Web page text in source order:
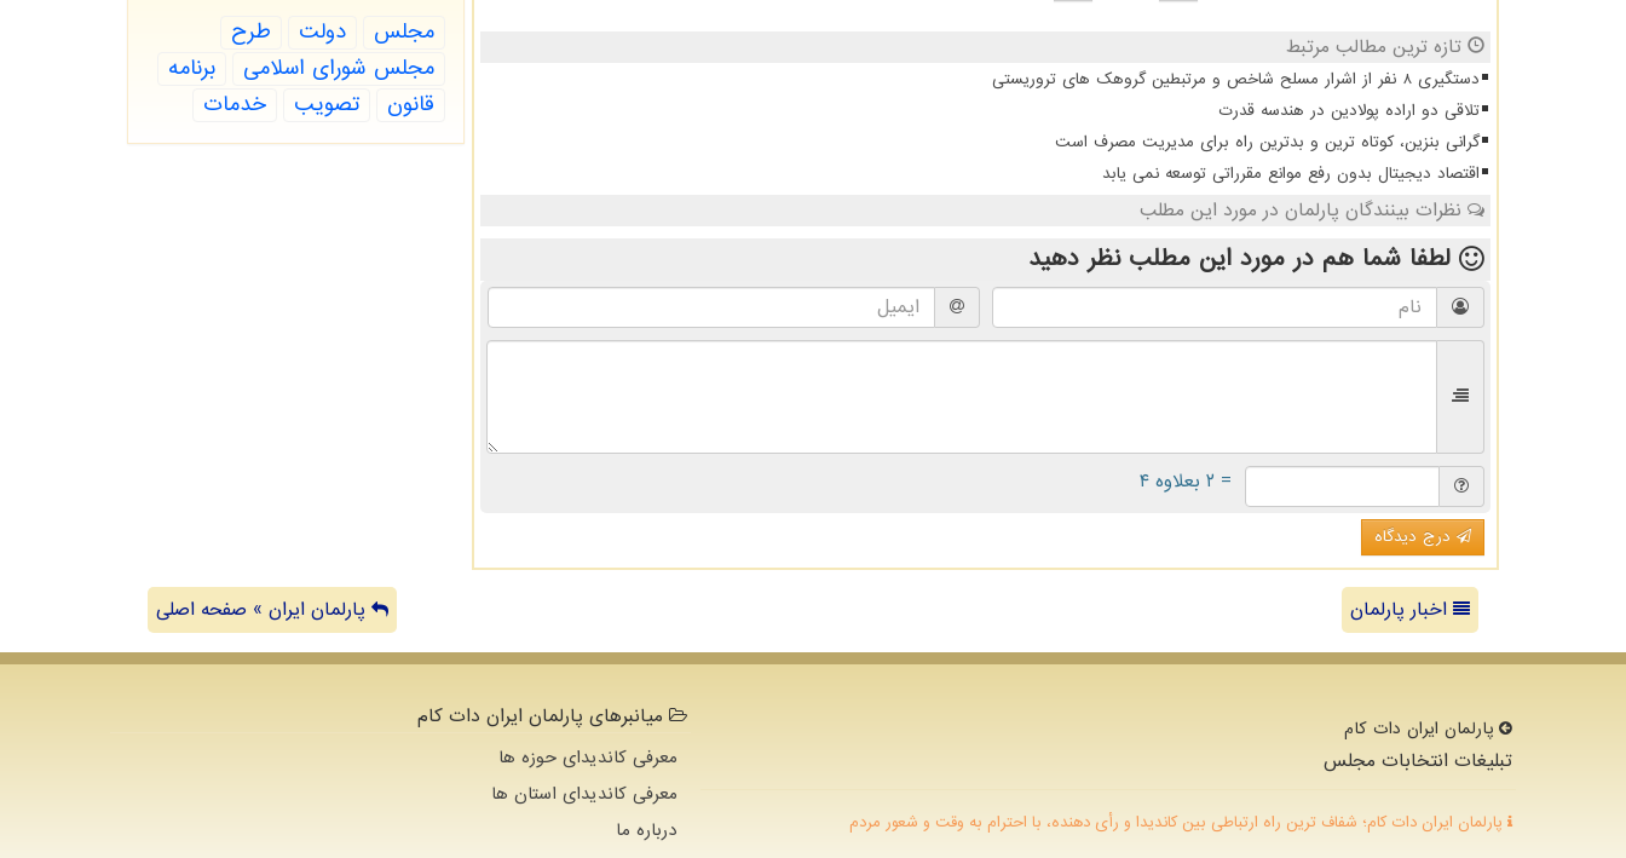
تازه ترین مطالب مرتبط
دستگیری 8 نفر از اشرار مسلح شاخص و مرتبطین گروهک های تروریستی
تلاقی دو اراده پولادین در هندسه قدرت
گرانی بنزین، کوتاه ترین و بدترین راه برای مدیریت مصرف است
اقتصاد دیجیتال بدون رفع موانع مقرراتی توسعه نمی یابد
نظرات بینندگان پارلمان در مورد این مطلب
لطفا شما هم در مورد این مطلب نظر دهید
= ۲ بعلاوه ۴
درج دیدگاه
مجلس دولت
طرح
مجلس شورای اسلامی
برنامه
قانون
تصویب خدمات
اخبار پارلمان پارلمان ایران » صفحه اصلی
پارلمان ایران دات كام
تبلیغات انتخابات مجلس
پارلمان ایران دات کام؛ شفاف ترین راه ارتباطی بین کاندیدا و رأی دهنده، با احترام به وقت و شعور مردم
میانبرهای پارلمان ایران دات کام
معرفی کاندیدای حوزه ها
معرفی کاندیدای استان ها
درباره ما